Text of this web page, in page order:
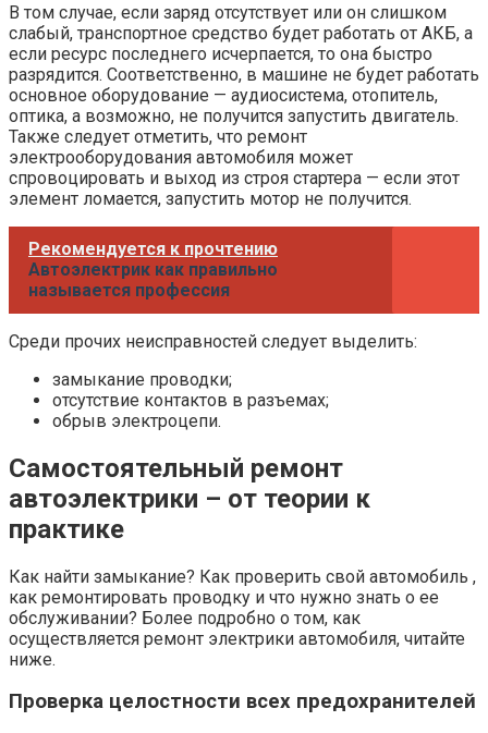
В том случае, если заряд отсутствует или он слишком
слабый, транспортное средство будет работать от АКБ, а
если ресурс последнего исчерпается, то она быстро
разрядится. Соответственно, в машине не будет работать
основное оборудование — аудиосистема, отопитель,
оптика, а возможно, не получится запустить двигатель.
Также следует отметить, что ремонт
электрооборудования автомобиля может
спровоцировать и выход из строя стартера — если этот
элемент ломается, запустить мотор не получится.
Рекомендуется к прочтению
Автоэлектрик как правильно
называется профессия
Среди прочих неисправностей следует выделить:
замыкание проводки;
отсутствие контактов в разъемах;
обрыв электроцепи.
Самостоятельный ремонт
автоэлектрики – от теории к
практике
Как найти замыкание? Как проверить свой автомобиль ,
как ремонтировать проводку и что нужно знать о ее
обслуживании? Более подробно о том, как
осуществляется ремонт электрики автомобиля, читайте
ниже.
Проверка целостности всех предохранителей